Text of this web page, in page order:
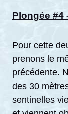
Plongée #4
Pour cette
prenons le
précédente.
des 30
sentinelles